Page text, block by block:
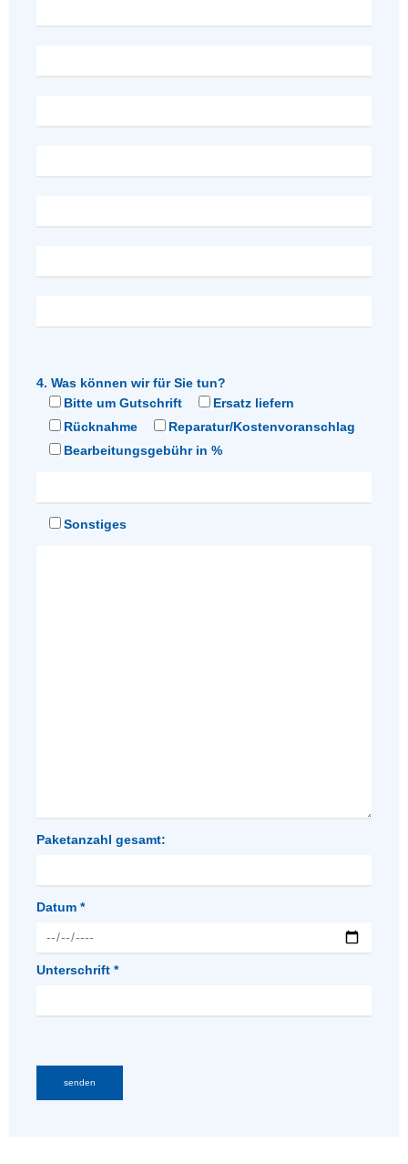
4. Was können wir für Sie tun?
Bitte um Gutschrift
Ersatz liefern
Rücknahme
Reparatur/Kostenvoranschlag
Bearbeitungsgebühr in %
Sonstiges
Paketanzahl gesamt:
Datum *
Unterschrift *